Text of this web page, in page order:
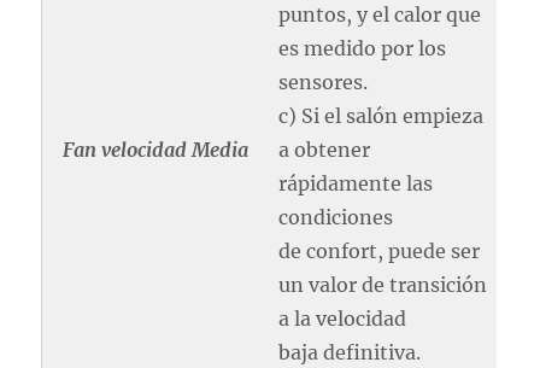
Fan velocidad Media
puntos, y el calor que
es medido por los
sensores.
c) Si el salón empieza
a obtener
rápidamente las
condiciones
de confort, puede ser
un valor de transición
a la velocidad
baja definitiva.